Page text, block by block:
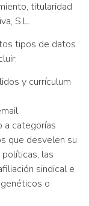
titularidad
S.L.
tipos de datos
y currículum
a categorías
que desvelen su
las
sindical e
o